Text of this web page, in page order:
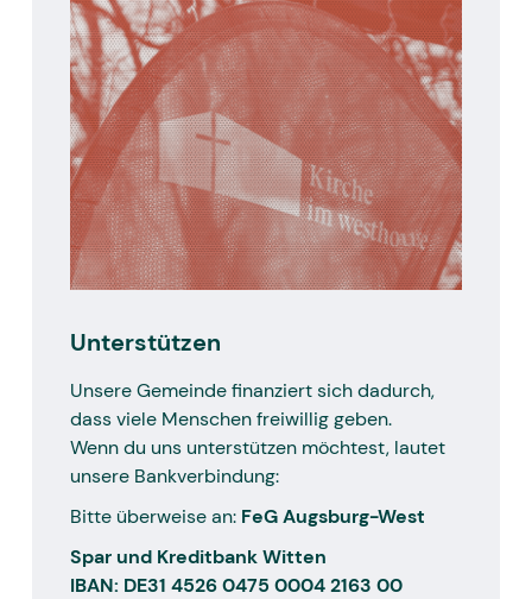
Unterstützen
Unsere Gemeinde finanziert sich dadurch,
dass viele Menschen freiwillig geben.
Wenn du uns unterstützen möchtest, lautet
unsere Bankverbindung:
Bitte überweise an: FeG Augsburg-West
Spar und Kreditbank Witten
IBAN: DE31 4526 0475 0004 2163 00